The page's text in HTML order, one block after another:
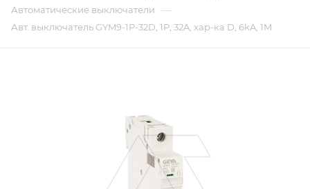
Автоматические выключатели —
Авт. выключатель GYM9-1P-32D, 1P, 32A, хар-ка D, 6kA, 1M